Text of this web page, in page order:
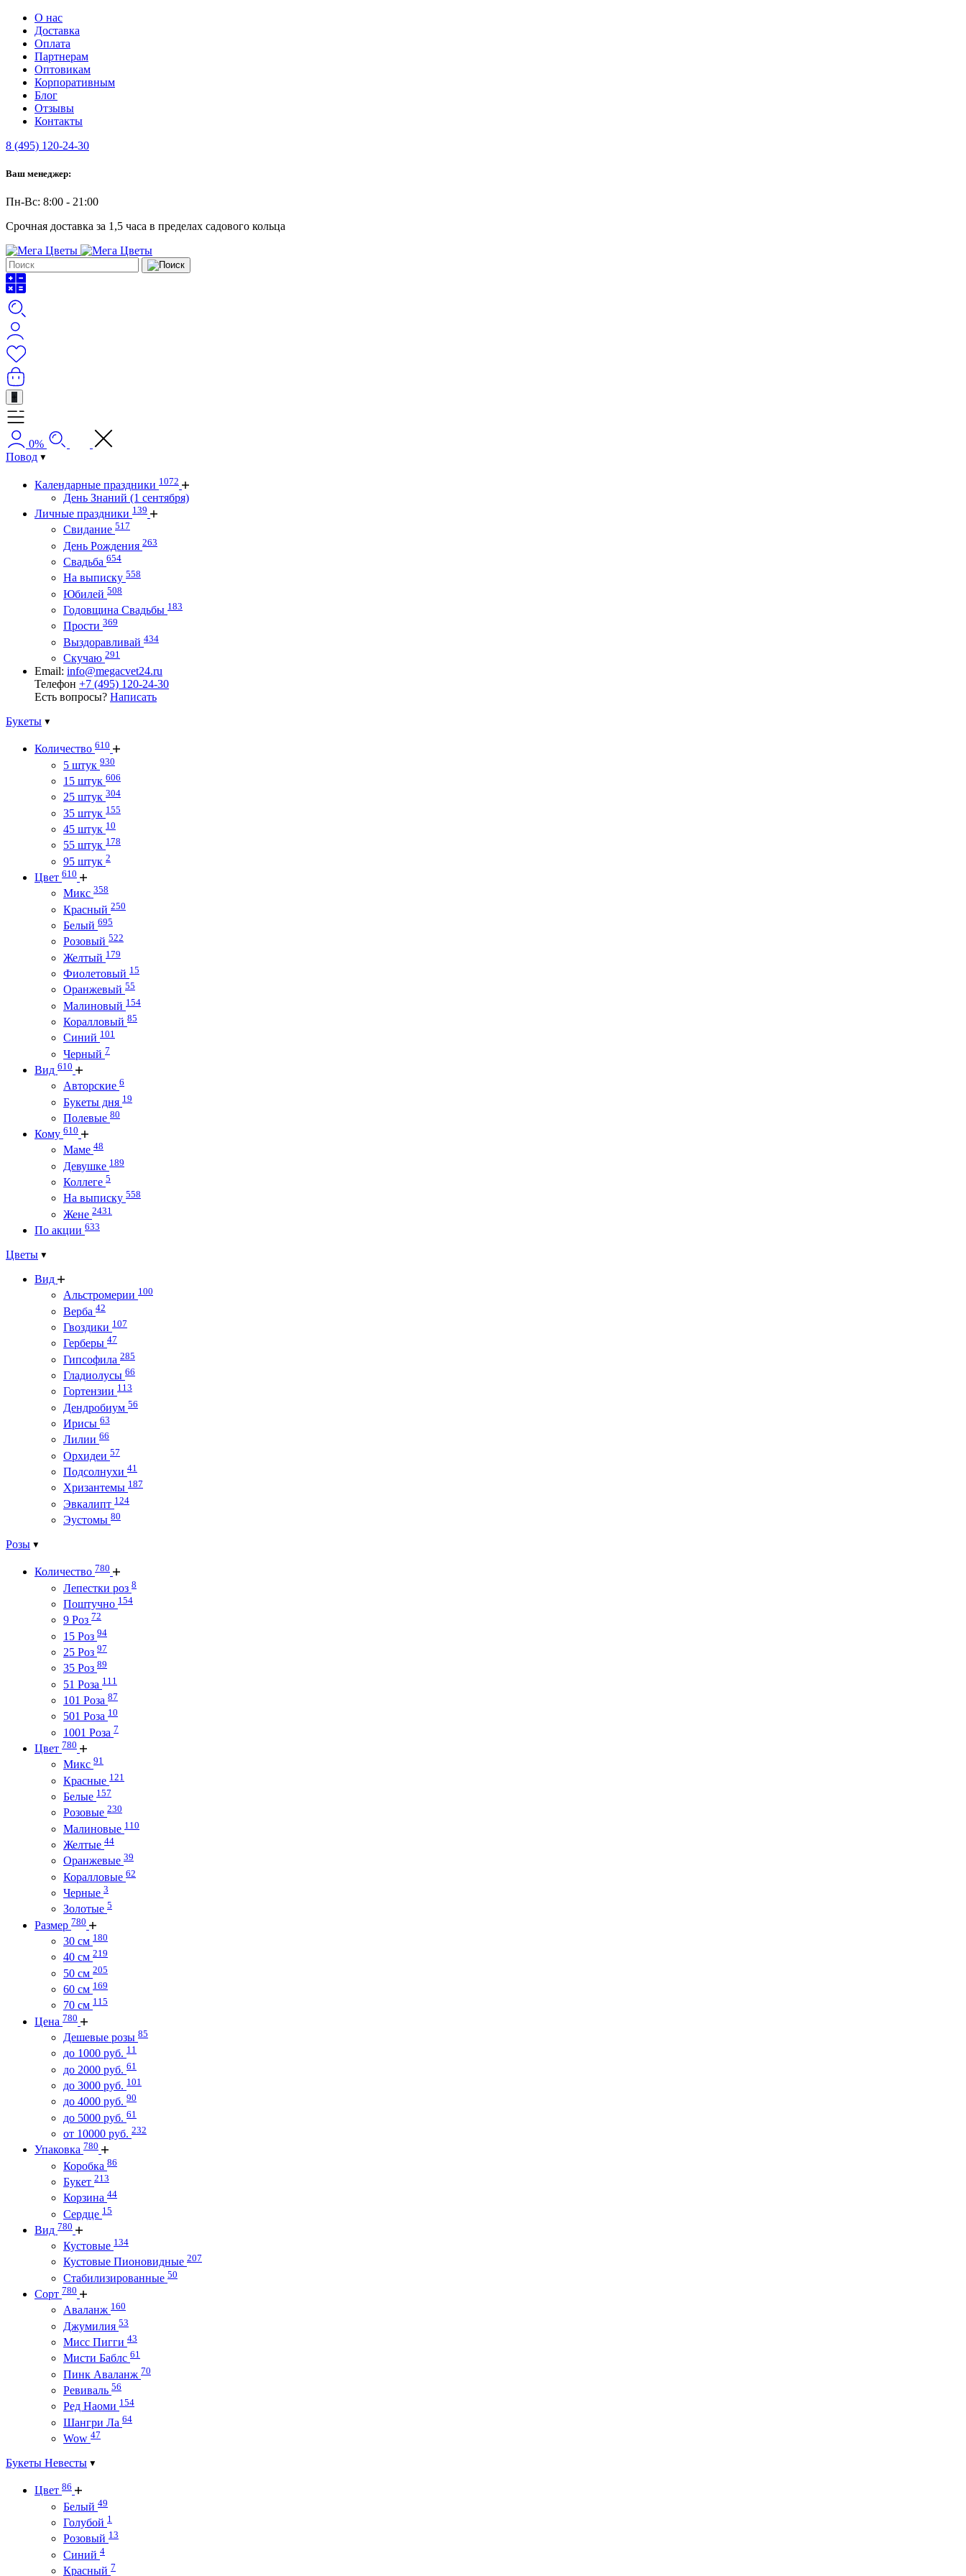
О нас
Доставка
Оплата
Партнерам
Оптовикам
Корпоративным
Блог
Отзывы
Контакты
8 (495) 120-24-30
Ваш менеджер:
Пн-Вс: 8:00 - 21:00
Срочная доставка за 1,5 часа в пределах садового кольца
+
0%
Повод
Календарные праздники 1072
День Знаний (1 сентября)
Личные праздники 139
Свидание 517
День Рождения 263
Свадьба 654
На выписку 558
Юбилей 508
Годовщина Свадьбы 183
Прости 369
Выздоравливай 434
Скучаю 291
Email: info@megacvet24.ru
Телефон +7 (495) 120-24-30
Есть вопросы? Написать
Букеты
Количество 610
5 штук 930
15 штук 606
25 штук 304
35 штук 155
45 штук 10
55 штук 178
95 штук 2
Цвет 610
Микс 358
Красный 250
Белый 695
Розовый 522
Желтый 179
Фиолетовый 15
Оранжевый 55
Малиновый 154
Коралловый 85
Синий 101
Черный 7
Вид 610
Авторские 6
Букеты дня 19
Полевые 80
Кому 610
Маме 48
Девушке 189
Коллеге 5
На выписку 558
Жене 2431
По акции 633
Цветы
Вид
Альстромерии 100
Верба 42
Гвоздики 107
Герберы 47
Гипсофила 285
Гладиолусы 66
Гортензии 113
Дендробиум 56
Ирисы 63
Лилии 66
Орхидеи 57
Подсолнухи 41
Хризантемы 187
Эвкалипт 124
Эустомы 80
Розы
Количество 780
Лепестки роз 8
Поштучно 154
9 Роз 72
15 Роз 94
25 Роз 97
35 Роз 89
51 Роза 111
101 Роза 87
501 Роза 10
1001 Роза 7
Цвет 780
Микс 91
Красные 121
Белые 157
Розовые 230
Малиновые 110
Желтые 44
Оранжевые 39
Коралловые 62
Черные 3
Золотые 5
Размер 780
30 см 180
40 см 219
50 см 205
60 см 169
70 см 115
Цена 780
Дешевые розы 85
до 1000 руб. 11
до 2000 руб. 61
до 3000 руб. 101
до 4000 руб. 90
до 5000 руб. 61
от 10000 руб. 232
Упаковка 780
Коробка 86
Букет 213
Корзина 44
Сердце 15
Вид 780
Кустовые 134
Кустовые Пионовидные 207
Стабилизированные 50
Сорт 780
Аваланж 160
Джумилия 53
Мисс Пигги 43
Мисти Баблс 61
Пинк Аваланж 70
Ревиваль 56
Ред Наоми 154
Шангри Ла 64
Wow 47
Букеты Невесты
Цвет 86
Белый 49
Голубой 1
Розовый 13
Синий 4
Красный 7